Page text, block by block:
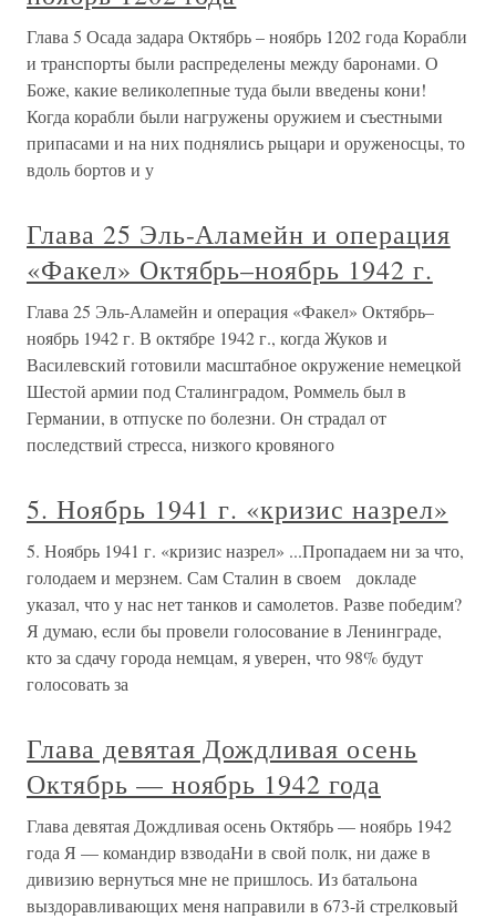
Глава 5 Осада задара Октябрь – ноябрь 1202 года Корабли
и транспорты были распределены между баронами. О
Боже, какие великолепные туда были введены кони!
Когда корабли были нагружены оружием и съестными
припасами и на них поднялись рыцари и оруженосцы, то
вдоль бортов и у
Глава 25 Эль-Аламейн и операция
«Факел» Октябрь–ноябрь 1942 г.
Глава 25 Эль-Аламейн и операция «Факел» Октябрь–
ноябрь 1942 г. В октябре 1942 г., когда Жуков и
Василевский готовили масштабное окружение немецкой
Шестой армии под Сталинградом, Роммель был в
Германии, в отпуске по болезни. Он страдал от
последствий стресса, низкого кровяного
5. Ноябрь 1941 г. «кризис назрел»
5. Ноябрь 1941 г. «кризис назрел» ...Пропадаем ни за что,
голодаем и мерзнем. Сам Сталин в своем докладе
указал, что у нас нет танков и самолетов. Разве победим?
Я думаю, если бы провели голосование в Ленинграде,
кто за сдачу города немцам, я уверен, что 98% будут
голосовать за
Глава девятая Дождливая осень
Октябрь — ноябрь 1942 года
Глава девятая Дождливая осень Октябрь — ноябрь 1942
года Я — командир взводаНи в свой полк, ни даже в
дивизию вернуться мне не пришлось. Из батальона
выздоравливающих меня направили в 673-й стрелковый